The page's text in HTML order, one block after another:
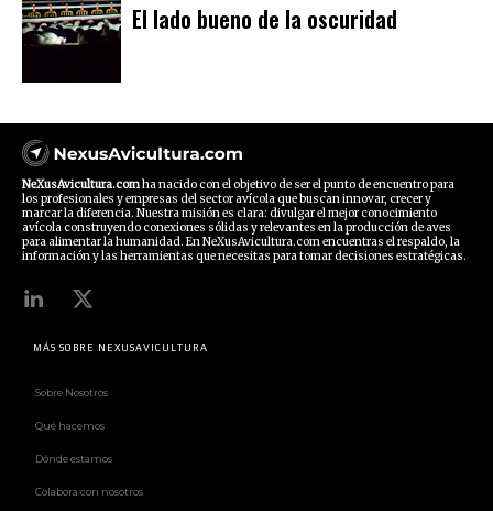
El lado bueno de la oscuridad
NeXusAvicultura.comha nacido con el objetivo de ser el punto de encuentro para
los profesionales y empresas del sector avícola que buscan innovar, crecer y
marcar la diferencia. Nuestra misión es clara: divulgar el mejor conocimiento
avícola construyendo conexiones sólidas y relevantes en la producción de aves
para alimentar la humanidad. En NeXusAvicultura.com encuentras el respaldo, la
información y las herramientas que necesitas para tomar decisiones estratégicas.
MÁS SOBRE NEXUSAVICULTURA
Sobre Nosotros
Qué hacemos
Dónde estamos
Colabora con nosotros